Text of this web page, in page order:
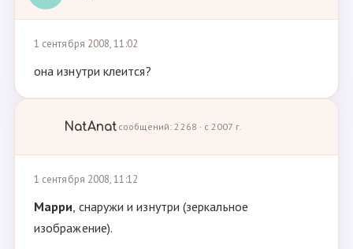
1 сентября 2008, 11:02
она изнутри клеится?
NatAnat сообщений: 2268 · с 2007 г.
1 сентября 2008, 11:12
Марри, снаружи и изнутри (зеркальное
изображение).